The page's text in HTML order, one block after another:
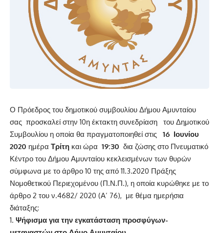
Ο Πρόεδρος του δημοτικού συμβουλίου Δήμου Αμυνταίου
σας προσκαλεί στην 10η έκτακτη συνεδρίαση του Δημοτικού
Συμβουλίου η οποία θα πραγματοποιηθεί στις
16 Ιουνίου
2020 ημέρα Τρίτη και ώρα 19:30 δια ζώσης στο Πνευματικό
Κέντρο του Δήμου Αμυνταίου κεκλεισμένων των θυρών
σύμφωνα με το άρθρο 10 της από 11.3.2020 Πράξης
Νομοθετικού Περιεχομένου (Π.Ν.Π.), η οποία κυρώθηκε με το
άρθρο 2 του ν.4682/ 2020 (Α’ 76), με θέμα ημερήσια
διάταξης:
Ψήφισμα για την εγκατάσταση προσφύγων-